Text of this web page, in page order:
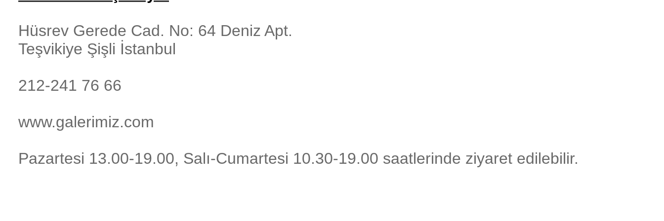
Hüsrev Gerede Cad. No: 64 Deniz Apt.
Teşvikiye Şişli İstanbul
212-241 76 66
www.galerimiz.com
Pazartesi 13.00-19.00, Salı-Cumartesi 10.30-19.00 saatlerinde ziyaret edilebilir.